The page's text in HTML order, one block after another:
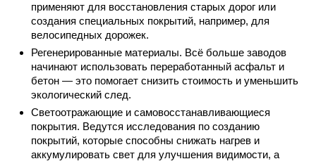
применяют для восстановления старых дорог или
создания специальных покрытий, например, для
велосипедных дорожек.
Регенерированные материалы. Всё больше заводов
начинают использовать переработанный асфальт и
бетон — это помогает снизить стоимость и уменьшить
экологический след.
Светоотражающие и самовосстанавливающиеся
покрытия. Ведутся исследования по созданию
покрытий, которые способны снижать нагрев и
аккумулировать свет для улучшения видимости, а